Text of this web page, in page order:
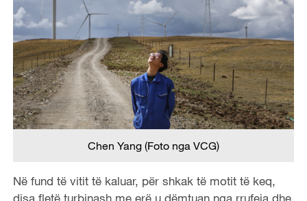
Chen Yang (Foto nga VCG)
Në fund të vitit të kaluar, për shkak të motit të keq,